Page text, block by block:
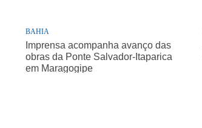
BAHIA
Imprensa acompanha avanço das
obras da Ponte Salvador-Itaparica
em Maragogipe